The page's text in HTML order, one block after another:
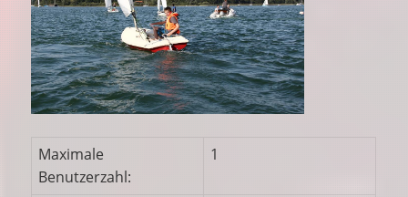
Maximale
Benutzerzahl:
1